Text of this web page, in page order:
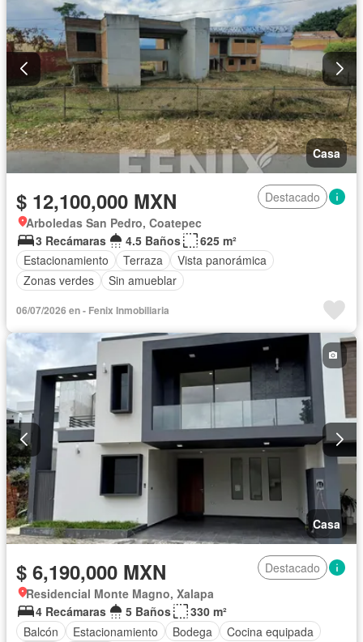
Casa
$ 12,100,000 MXN
Destacado
Arboledas San Pedro, Coatepec
3 Recámaras
4.5 Baños
625 m²
Estacionamiento
Terraza
Vista panorámica
Zonas verdes
Sin amueblar
06/07/2026 en - Fenix Inmobiliaria
Casa
$ 6,190,000 MXN
Destacado
Residencial Monte Magno, Xalapa
4 Recámaras
5 Baños
330 m²
Balcón
Estacionamiento Bodega
Cocina equipada